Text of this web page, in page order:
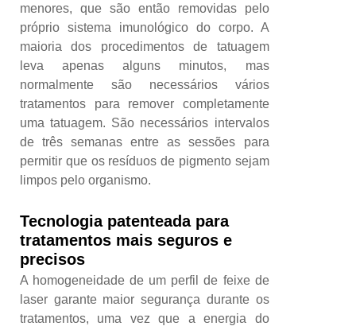
menores, que são então removidas pelo
próprio sistema imunológico do corpo. A
maioria dos procedimentos de tatuagem
leva apenas alguns minutos, mas
normalmente são necessários vários
tratamentos para remover completamente
uma tatuagem. São necessários intervalos
de três semanas entre as sessões para
permitir que os resíduos de pigmento sejam
limpos pelo organismo.
Tecnologia patenteada para
tratamentos mais seguros e
precisos
A homogeneidade de um perfil de feixe de
laser garante maior segurança durante os
tratamentos, uma vez que a energia do